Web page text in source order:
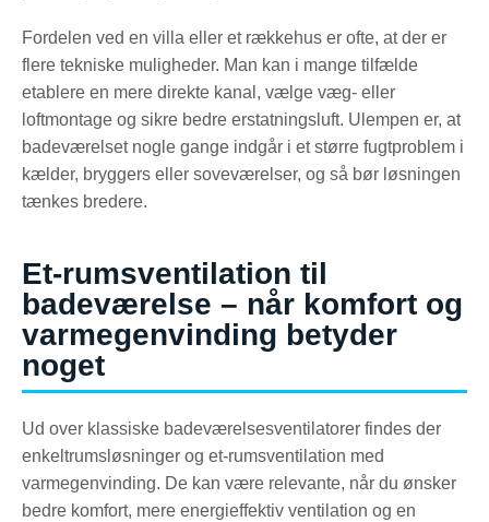
Fordelen ved en villa eller et rækkehus er ofte, at der er
flere tekniske muligheder. Man kan i mange tilfælde
etablere en mere direkte kanal, vælge væg- eller
loftmontage og sikre bedre erstatningsluft. Ulempen er, at
badeværelset nogle gange indgår i et større fugtproblem i
kælder, bryggers eller soveværelser, og så bør løsningen
tænkes bredere.
Et-rumsventilation til
badeværelse – når komfort og
varmegenvinding betyder
noget
Ud over klassiske badeværelsesventilatorer findes der
enkeltrumsløsninger og et-rumsventilation med
varmegenvinding. De kan være relevante, når du ønsker
bedre komfort, mere energieffektiv ventilation og en